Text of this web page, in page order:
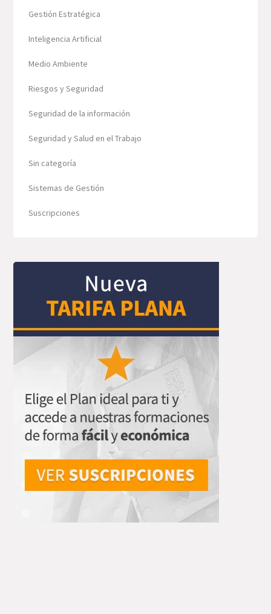
Gestión Estratégica
Inteligencia Artificial
Medio Ambiente
Riesgos y Seguridad
Seguridad de la información
Seguridad y Salud en el Trabajo
Sin categoría
Sistemas de Gestión
Suscripciones